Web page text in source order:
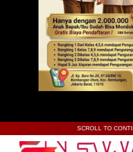
SCROLL TO